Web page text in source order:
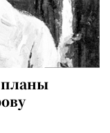
планы